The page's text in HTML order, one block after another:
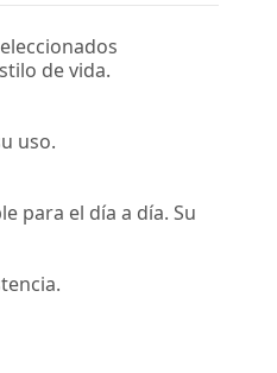
de vida.
uso.
para el día a día. Su